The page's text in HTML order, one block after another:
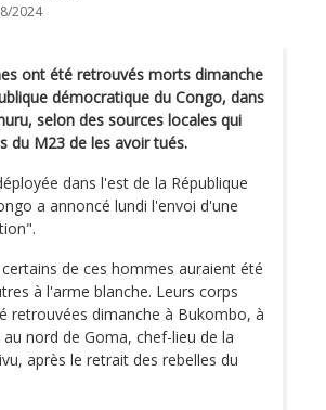
2024
ont été retrouvés morts dimanche
démocratique du Congo, dans
selon des sources locales qui
du M23 de les avoir tués.
dans l'est de la République
a annoncé lundi l'envoi d'une
de ces hommes auraient été
à l'arme blanche. Leurs corps
retrouvées dimanche à Bukombo, à
nord de Goma, chef-lieu de la
après le retrait des rebelles du